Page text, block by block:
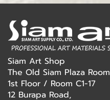
Siam Art Shop
The Old Siam Plaza Room
1st Floor / Room C1-17
12 Burapa Road,